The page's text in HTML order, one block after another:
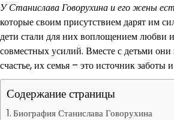
У Станислава Говорухина и его жены
которые своим присутствием дарят им
дети стали для них воплощением любви
совместных усилий. Вместе с детьми они
счастье, их семья – это источник заботы
Содержание страницы
Биография Станислава Говорухина